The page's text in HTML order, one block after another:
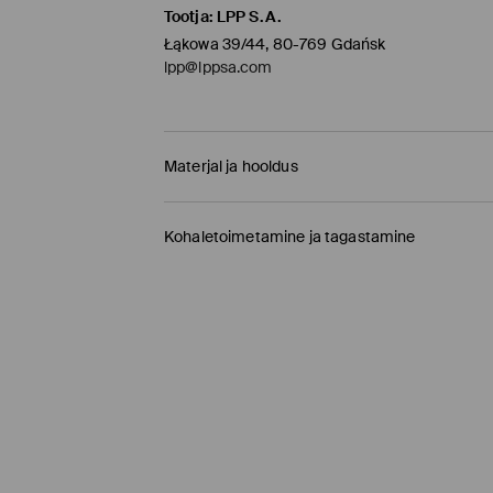
Tootja: LPP S.A.
Łąkowa 39/44, 80-769 Gdańsk
lpp@lppsa.com
Materjal ja hooldus
Kohaletoimetamine ja tagastamine